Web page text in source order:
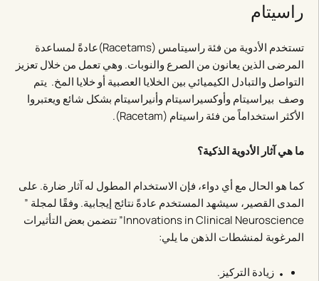
راسيتام
تستخدم الأدوية من فئة راسيتامس (Racetams)عادةً لمساعدة
المرضى الذين يعانون من الصرع والنوبات. وهي تعمل من خلال تعزيز
التواصل والتبادل الكيميائي بين الخلايا العصبية أو خلايا المخ. يتم
وصف بيراسيتام وأوكسيراسيتام وأنيراسيتام بشكل شائع ويعتبروا
الأكثر استخداماً من فئة راسيتام (Racetam).
ما هي آثار الأدوية الذكية؟
كما هو الحال مع أي دواء، فإن الاستخدام المطول له آثار ضارة. على
المدى القصير، سيشهد المستخدم عادةً نتائج إيجابية. وفقًا لمجلة ”
Innovations in Clinical Neuroscience” تتضمن بعض التأثيرات
المرغوبة لمنشطات الذهن ما يلي:
زيادة التركيز.